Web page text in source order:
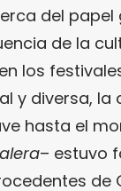
del papel
de la
los
y diversa,
hasta el
– estuvo
de